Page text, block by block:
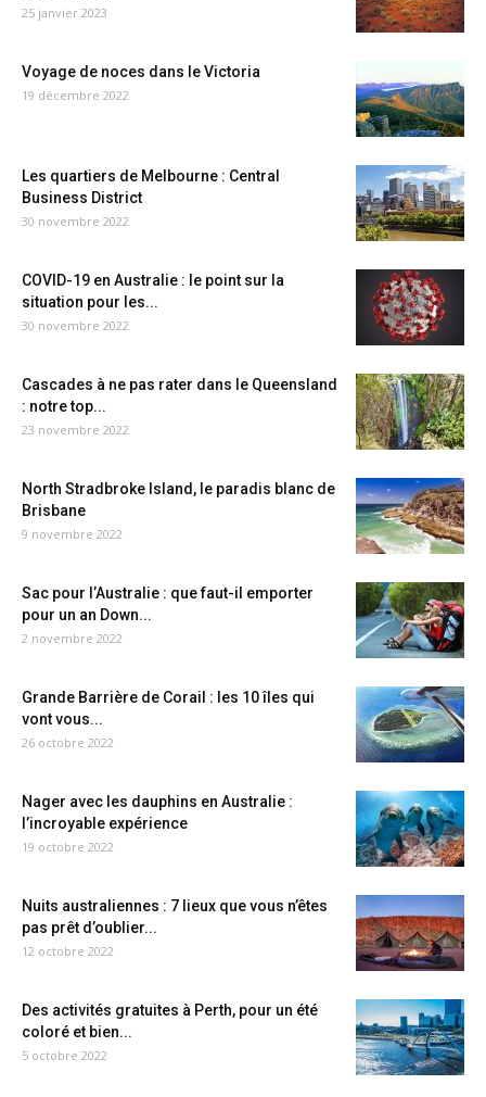
25 janvier 2023
Voyage de noces dans le Victoria
19 décembre 2022
Les quartiers de Melbourne : Central
Business District
30 novembre 2022
COVID-19 en Australie : le point sur la
situation pour les...
30 novembre 2022
Cascades à ne pas rater dans le Queensland
: notre top...
23 novembre 2022
North Stradbroke Island, le paradis blanc de
Brisbane
9 novembre 2022
Sac pour l’Australie : que faut-il emporter
pour un an Down...
2 novembre 2022
Grande Barrière de Corail : les 10 îles qui
vont vous...
26 octobre 2022
Nager avec les dauphins en Australie :
l’incroyable expérience
19 octobre 2022
Nuits australiennes : 7 lieux que vous n’êtes
pas prêt d’oublier...
12 octobre 2022
Des activités gratuites à Perth, pour un été
coloré et bien...
5 octobre 2022